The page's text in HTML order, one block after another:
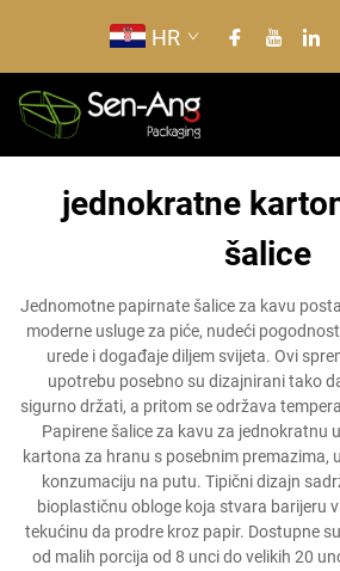
HR
jednokratne
šalice
Jednomotne papirnate šalice za kavu
moderne usluge za piće, nudeći
urede i događaje diljem svijeta. Ovi
upotrebu posebno su dizajnirani tako
sigurno držati, a pritom se održava
Papirene šalice za kavu za jednokratnu
kartona za hranu s posebnim premazima,
konzumaciju na putu. Tipični dizajn
bioplastičnu obloge koja stvara barijeru
tekućinu da prodre kroz papir. Dostupne
od malih porcija od 8 unci do velikih 20